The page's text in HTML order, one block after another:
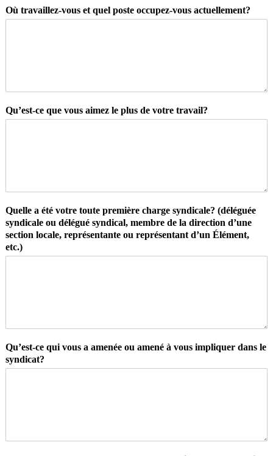
i
r
s
Où travaillez-vous et quel poste occupez-vous actuellement?
Qu’est-ce que vous aimez le plus de votre travail?
Quelle a été votre toute première charge syndicale? (déléguée
syndicale ou délégué syndical, membre de la direction d’une
section locale, représentante ou représentant d’un Élément,
etc.)
Qu’est-ce qui vous a amenée ou amené à vous impliquer dans le
syndicat?